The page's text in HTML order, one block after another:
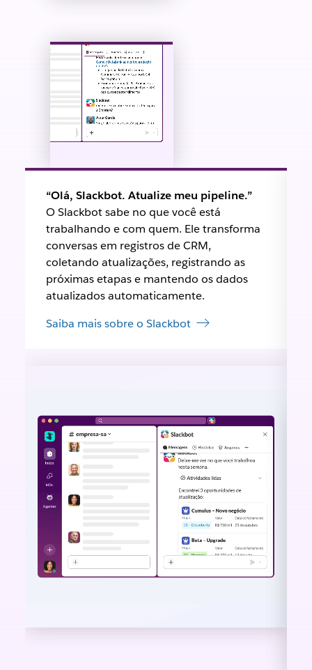
“Olá, Slackbot. Atualize meu pipeline.”
O Slackbot sabe no que você está
trabalhando e com quem. Ele transforma
conversas em registros de CRM,
coletando atualizações, registrando as
próximas etapas e mantendo os dados
atualizados automaticamente.
Saiba mais sobre o Slackbot